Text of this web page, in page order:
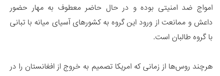
امواج ضد امنیتی بوده و در حال حاضر معطوف به مهار حضور
داعش و ممانعت از ورود این گروه به کشورهای آسیای میانه با تبانی
با گروه طالبان است.
هرچند روس‌ها از زمانی که امریکا تصمیم به خروج از افغانستان را در